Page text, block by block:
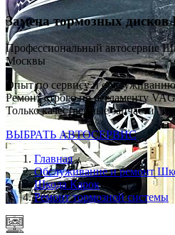
Замена тормозных дисков
Профессиональный автосервис
Москвы
Опыт по сервису и
Ремонт строго по регламенту VAG
Только качественные запчасти
ВЫБРАТЬ АВТОСЕРВИС
Главная
Обслуживание и ремонт
Шкода Карок
Ремонт тормозной системы